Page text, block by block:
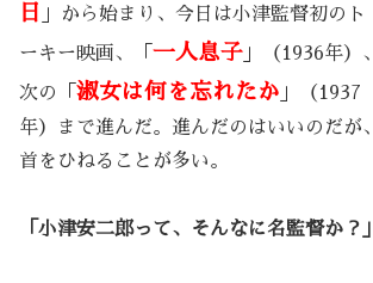
日
」から始まり、今日は小津監督初のト
ーキー映画、「 一人息子 」（1936年）、
次の「 淑女は何を忘れたか 」（1937
年）まで進んだ。進んだのはいいのだが、
首をひねることが多い。
「小津安二郎って、そんなに名監督か？」